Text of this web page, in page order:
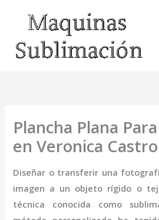
contenido
Plancha Plana
en Veronica Castro
Diseñar o transferir una
imagen a un objeto rígido o
técnica conocida como